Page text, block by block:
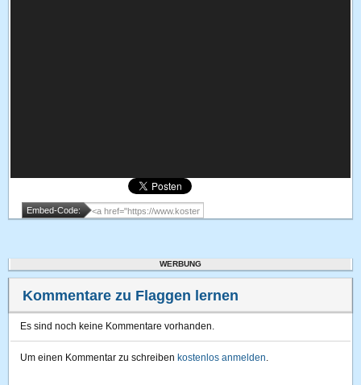
Embed-Code:
WERBUNG
Kommentare zu Flaggen lernen
Es sind noch keine Kommentare vorhanden.
Um einen Kommentar zu schreiben kostenlos anmelden.